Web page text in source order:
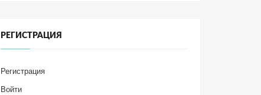
РЕГИСТРАЦИЯ
Регистрация
Войти